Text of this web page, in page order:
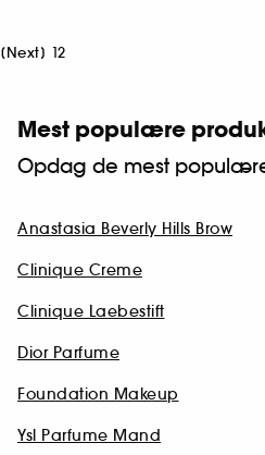
[Next] 12
Mest populære
Opdag de mest
Anastasia Beverly Hills Brow
Clinique Creme
Clinique Laebestift
Dior Parfume
Foundation Makeup
Ysl Parfume Mand